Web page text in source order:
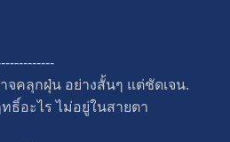
กฝุ่น อย่างสั้นๆ แต่ชัดเจน.
ะไร ไม่อยู่ในสายตา